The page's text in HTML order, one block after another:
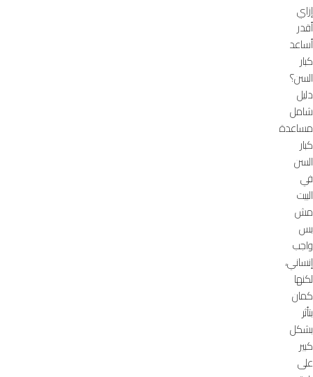
إزاي
أقدر
أساعد
كبار
السن؟
دليل
شامل
مساعدة
كبار
السن
في
البيت
مش
بس
واجب
إنساني،
لكنها
كمان
بتأثر
بشكل
كبير
على